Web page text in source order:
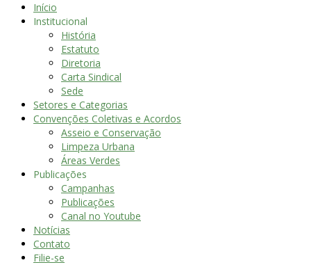
Início
Institucional
História
Estatuto
Diretoria
Carta Sindical
Sede
Setores e Categorias
Convenções Coletivas e Acordos
Asseio e Conservação
Limpeza Urbana
Áreas Verdes
Publicações
Campanhas
Publicações
Canal no Youtube
Notícias
Contato
Filie-se